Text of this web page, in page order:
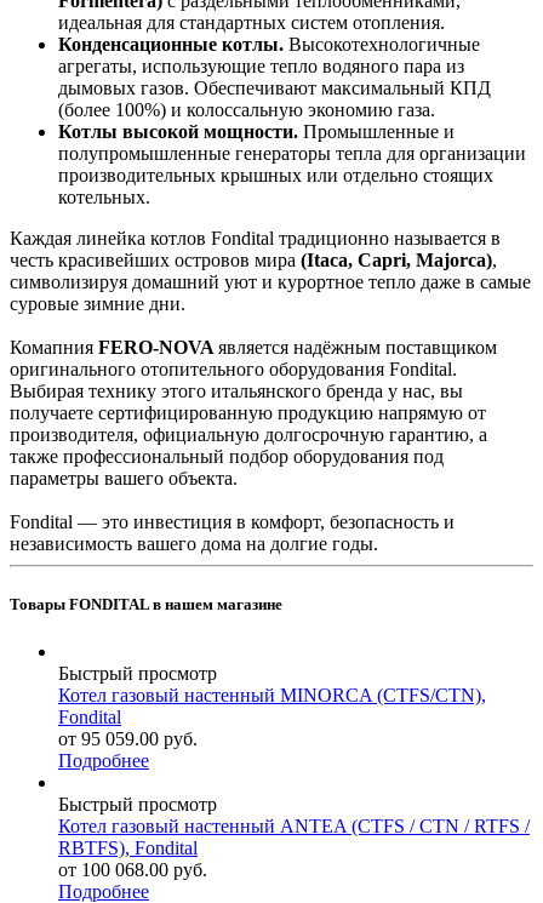
идеальная для стандартных систем отопления.
Конденсационные котлы. Высокотехнологичные
агрегаты, использующие тепло водяного пара из
дымовых газов. Обеспечивают максимальный КПД
(более 100%) и колоссальную экономию газа.
Котлы высокой мощности. Промышленные и
полупромышленные генераторы тепла для организации
производительных крышных или отдельно стоящих
котельных.
Каждая линейка котлов Fondital традиционно называется в
честь красивейших островов мира (Itaca, Capri, Majorca),
символизируя домашний уют и курортное тепло даже в самые
суровые зимние дни.
Комапния FERO-NOVA является надёжным поставщиком
оригинального отопительного оборудования Fondital.
Выбирая технику этого итальянского бренда у нас, вы
получаете сертифицированную продукцию напрямую от
производителя, официальную долгосрочную гарантию, а
также профессиональный подбор оборудования под
параметры вашего объекта.
Fondital — это инвестиция в комфорт, безопасность и
независимость вашего дома на долгие годы.
Товары FONDITAL в нашем магазине
Быстрый просмотр
Котел газовый настенный MINORCA (CTFS/CTN),
Fondital
от 95 059.00 руб.
Подробнее
Быстрый просмотр
Котел газовый настенный ANTEA (CTFS / CTN / RTFS /
RBTFS), Fondital
от 100 068.00 руб.
Подробнее